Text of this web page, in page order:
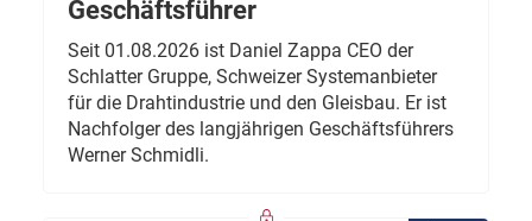
Geschäftsführer
Seit 01.08.2026 ist Daniel Zappa CEO der
Schlatter Gruppe, Schweizer Systemanbieter
für die Drahtindustrie und den Gleisbau. Er ist
Nachfolger des langjährigen Geschäftsführers
Werner Schmidli.